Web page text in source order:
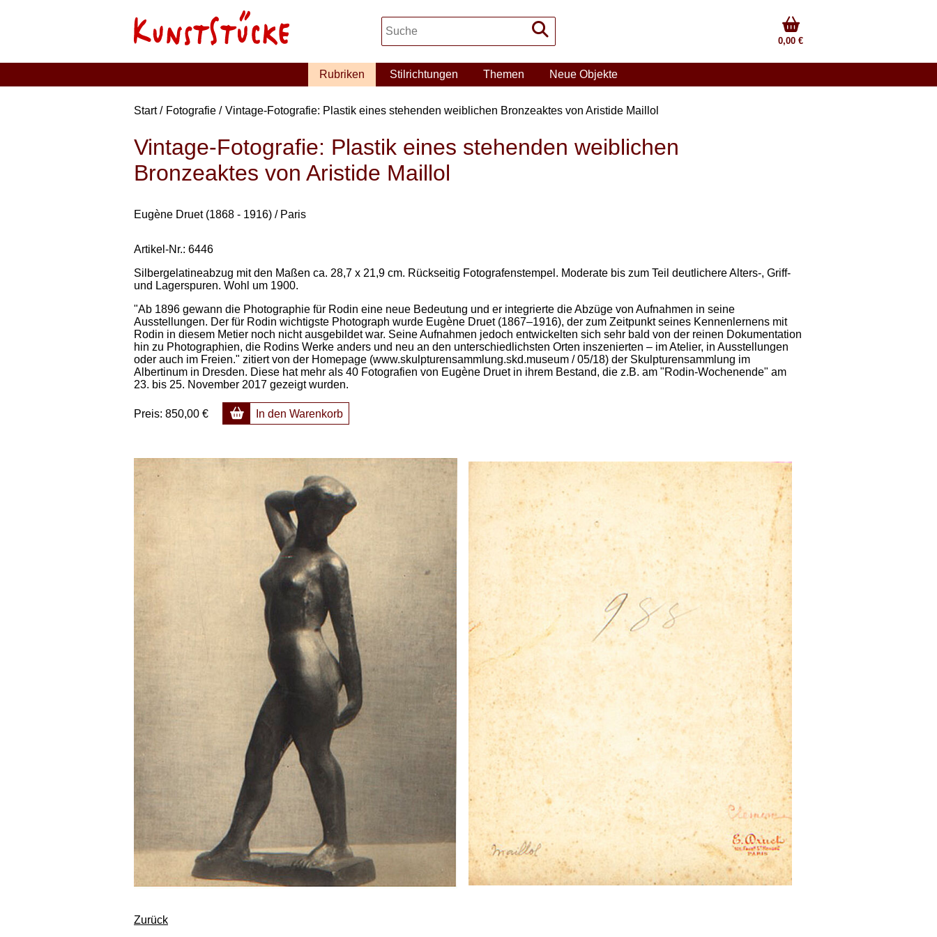
0,00 €
Rubriken Stilrichtungen Themen Neue Objekte
Start Fotografie Vintage-Fotografie: Plastik eines stehenden weiblichen Bronzeaktes von Aristide Maillol
Vintage-Fotografie: Plastik eines stehenden weiblichen
Bronzeaktes von Aristide Maillol
Eugène Druet (1868 - 1916) / Paris
Artikel-Nr.: 6446
Silbergelatineabzug mit den Maßen ca. 28,7 x 21,9 cm. Rückseitig Fotografenstempel. Moderate bis zum Teil deutlichere Alters-, Griff-
und Lagerspuren. Wohl um 1900.
"Ab 1896 gewann die Photographie für Rodin eine neue Bedeutung und er integrierte die Abzüge von Aufnahmen in seine
Ausstellungen. Der für Rodin wichtigste Photograph wurde Eugène Druet (1867–1916), der zum Zeitpunkt seines Kennenlernens mit
Rodin in diesem Metier noch nicht ausgebildet war. Seine Aufnahmen jedoch entwickelten sich sehr bald von der reinen Dokumentation
hin zu Photographien, die Rodins Werke anders und neu an den unterschiedlichsten Orten inszenierten – im Atelier, in Ausstellungen
oder auch im Freien." zitiert von der Homepage (www.skulpturensammlung.skd.museum / 05/18) der Skulpturensammlung im
Albertinum in Dresden. Diese hat mehr als 40 Fotografien von Eugène Druet in ihrem Bestand, die z.B. am "Rodin-Wochenende" am
23. bis 25. November 2017 gezeigt wurden.
Preis: 850,00 € In den Warenkorb
Zurück